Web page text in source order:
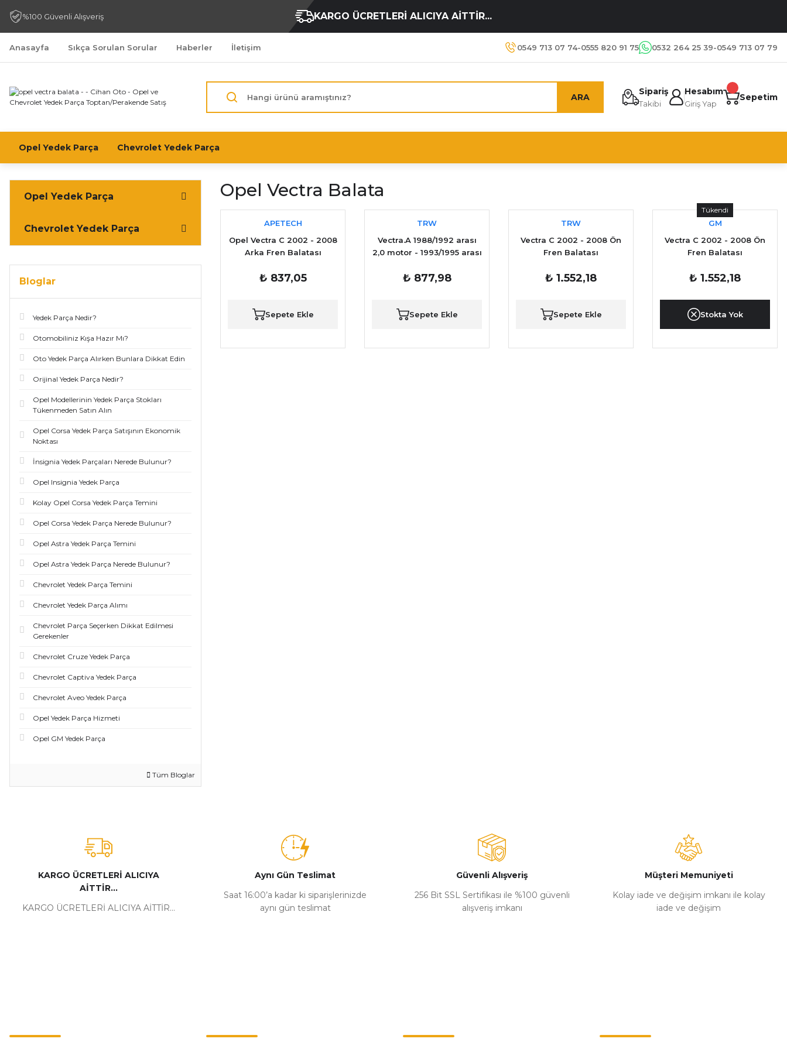
%100 Güvenli Alışveriş KARGO ÜCRETLERİ ALICIYA AİTTİR...
Anasayfa Sıkça Sorulan Sorular Haberler İletişim 0549 713 07 74-0555 820 91 75 0532 264 25 39-0549 713 07 79
ARA
Sipariş
Takibi
Hesabım
Giriş Yap
Sepetim
Opel Yedek Parça Chevrolet Yedek Parça
Opel Yedek Parça
Chevrolet Yedek Parça
Bloglar
Yedek Parça Nedir?
Otomobiliniz Kışa Hazır Mı?
Oto Yedek Parça Alırken Bunlara Dikkat Edin
Orijinal Yedek Parça Nedir?
Opel Modellerinin Yedek Parça Stokları
Tükenmeden Satın Alın
Opel Corsa Yedek Parça Satışının Ekonomik
Noktası
İnsignia Yedek Parçaları Nerede Bulunur?
Opel Insignia Yedek Parça
Kolay Opel Corsa Yedek Parça Temini
Opel Corsa Yedek Parça Nerede Bulunur?
Opel Astra Yedek Parça Temini
Opel Astra Yedek Parça Nerede Bulunur?
Chevrolet Yedek Parça Temini
Chevrolet Yedek Parça Alımı
Chevrolet Parça Seçerken Dikkat Edilmesi
Gerekenler
Chevrolet Cruze Yedek Parça
Chevrolet Captiva Yedek Parça
Chevrolet Aveo Yedek Parça
Opel Yedek Parça Hizmeti
Opel GM Yedek Parça
Tüm Bloglar
Opel Vectra Balata
APETECH
Opel Vectra C 2002 - 2008
Arka Fren Balatası
₺ 837,05
Sepete Ekle
TRW
Vectra.A 1988/1992 arası
2,0 motor - 1993/1995 arası
Balatası
₺ 877,98
Sepete Ekle
TRW
Vectra C 2002 - 2008 Ön
Fren Balatası
₺ 1.552,18
Sepete Ekle
Tükendi
GM
Vectra C 2002 - 2008 Ön
Fren Balatası
₺ 1.552,18
Stokta Yok
KARGO ÜCRETLERİ ALICIYA
AİTTİR...
KARGO ÜCRETLERİ ALICIYA AİTTİR...
Aynı Gün Teslimat
Saat 16:00’a kadar ki siparişlerinizde
aynı gün teslimat
Güvenli Alışveriş
256 Bit SSL Sertifikası ile %100 güvenli
alışveriş imkanı
Müşteri Memuniyeti
Kolay iade ve değişim imkanı ile kolay
iade ve değişim